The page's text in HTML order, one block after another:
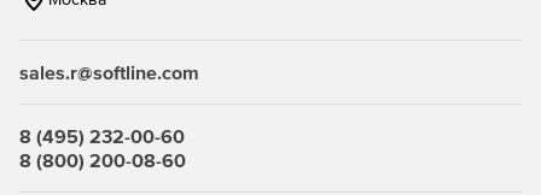
урока викторину, которая входит в комплект поставки, а
создавать и редактировать собственные викторины;
формировать вопросы в визуальном редакторе,
позволяющем наглядно установить координату точки,
привязать к ней вопрос, его вес в баллах,
sales.r@softline.com
8 (495) 232-00-60
8 (800) 200-08-60